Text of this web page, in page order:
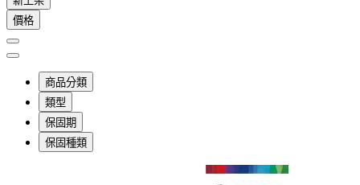
價格
商品分類
類型
保固期
保固種類